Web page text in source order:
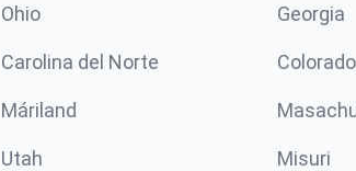
Ohio Georgia
Carolina del Norte Colorado
Máriland
Utah Misuri